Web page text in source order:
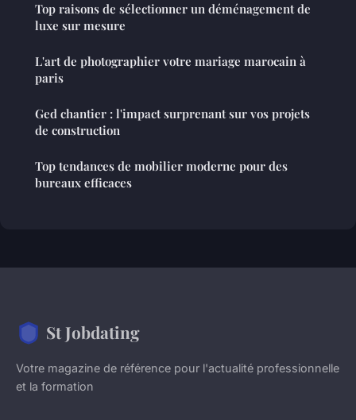
Top raisons de sélectionner un déménagement de
luxe sur mesure
L'art de photographier votre mariage marocain à
paris
Ged chantier : l'impact surprenant sur vos projets
de construction
Top tendances de mobilier moderne pour des
bureaux efficaces
St Jobdating
Votre magazine de référence pour l'actualité professionnelle
et la formation